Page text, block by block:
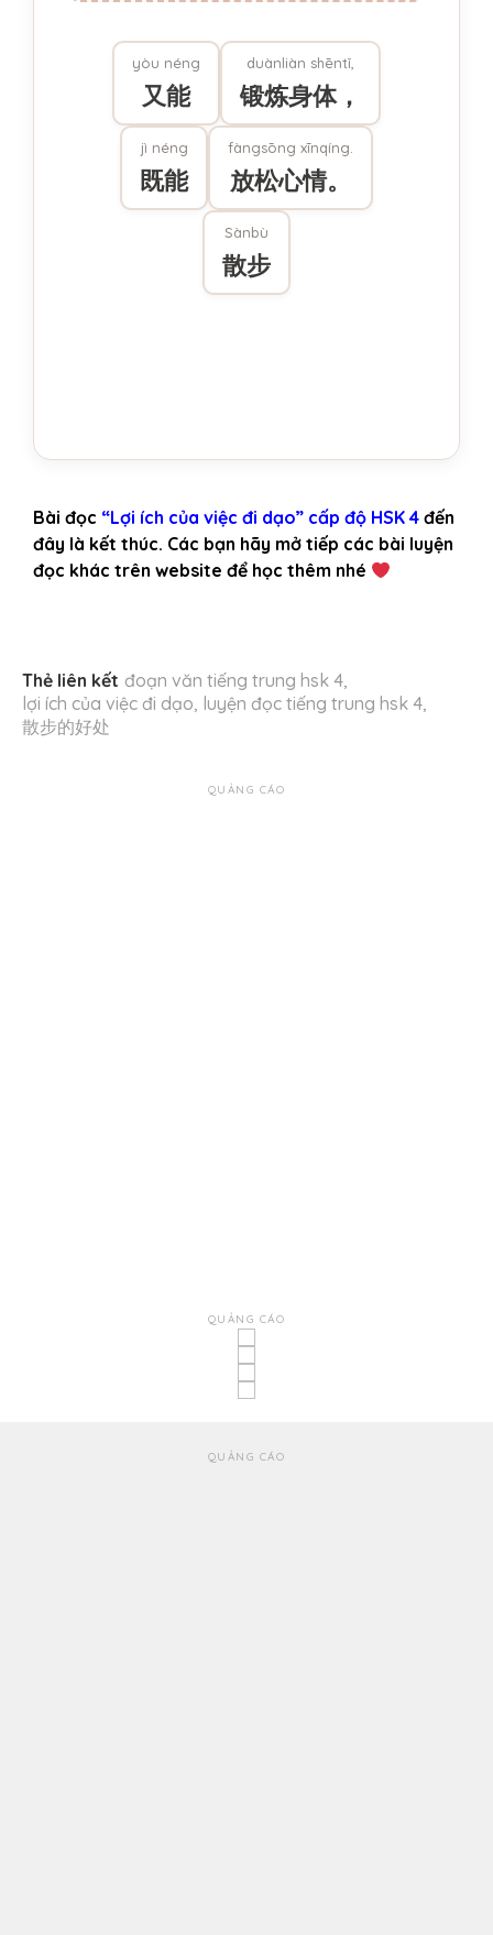
yòu néng
又能
duànliàn shēntǐ,
锻炼身体，
jì néng
既能
fàngsōng xīnqíng.
放松心情。
Sànbù
散步
Bài đọc “Lợi ích của việc đi dạo” cấp độ HSK 4 đến
đây là kết thúc. Các bạn hãy mở tiếp các bài luyện
đọc khác trên website để học thêm nhé
Thẻ liên kết đoạn văn tiếng trung hsk 4,
lợi ích của việc đi dạo, luyện đọc tiếng trung hsk 4,
散步的好处
QUẢNG CÁO
QUẢNG CÁO
QUẢNG CÁO